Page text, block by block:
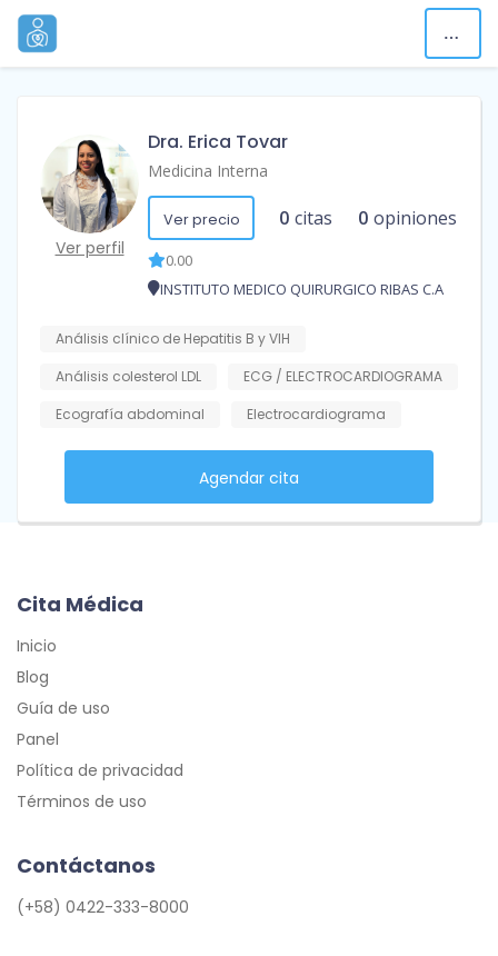
Ver perfil
Dra. Erica Tovar
Medicina Interna
Ver precio 0 citas 0 opiniones
0.00
INSTITUTO MEDICO QUIRURGICO RIBAS C.A
Análisis clínico de Hepatitis B y VIH
Análisis colesterol LDL
ECG / ELECTROCARDIOGRAMA
Ecografía abdominal
Electrocardiograma
Agendar cita
Cita Médica
Inicio
Blog
Guía de uso
Panel
Política de privacidad
Términos de uso
Contáctanos
(+58) 0422-333-8000